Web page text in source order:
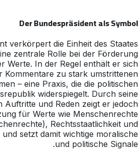
Der Bundespräsident als Symbol
verkörpert die Einheit des Staates
zentrale Rolle bei der Förderung
Werte. In der Regel enthält er sich
Kommentare zu stark umstrittenen
– eine Praxis, die die politischen
widerspiegelt. Durch seine
Auftritte und Reden zeigt er jedoch
für Werte wie Menschenrechte
Rechtsstaatlichkeit und
setzt damit wichtige moralische
und politische Signale.